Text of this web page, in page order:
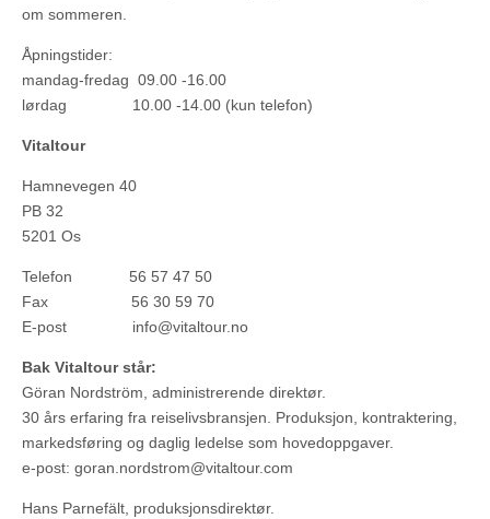
om sommeren.
Åpningstider:
mandag-fredag 09.00 -16.00
lørdag 10.00 -14.00 (kun telefon)
Vitaltour
Hamnevegen 40
PB 32
5201 Os
Telefon 56 57 47 50
Fax 56 30 59 70
E-post info@vitaltour.no
Bak Vitaltour står:
Göran Nordström, administrerende direktør.
30 års erfaring fra reiselivsbransjen. Produksjon, kontraktering,
markedsføring og daglig ledelse som hovedoppgaver.
e-post: goran.nordstrom@vitaltour.com
Hans Parnefält, produksjonsdirektør.